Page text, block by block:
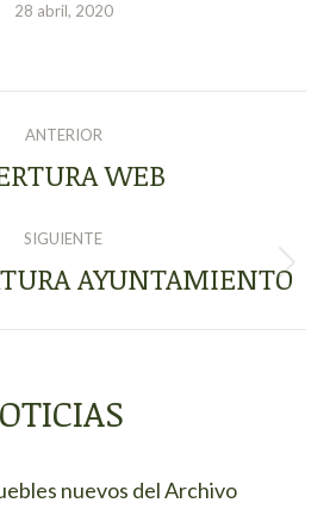
28 abril, 2020
ANTERIOR
Publicación
WEB
SIGUIENTE
Publicación
AYUNTAMIENTO
nuevos del Archivo